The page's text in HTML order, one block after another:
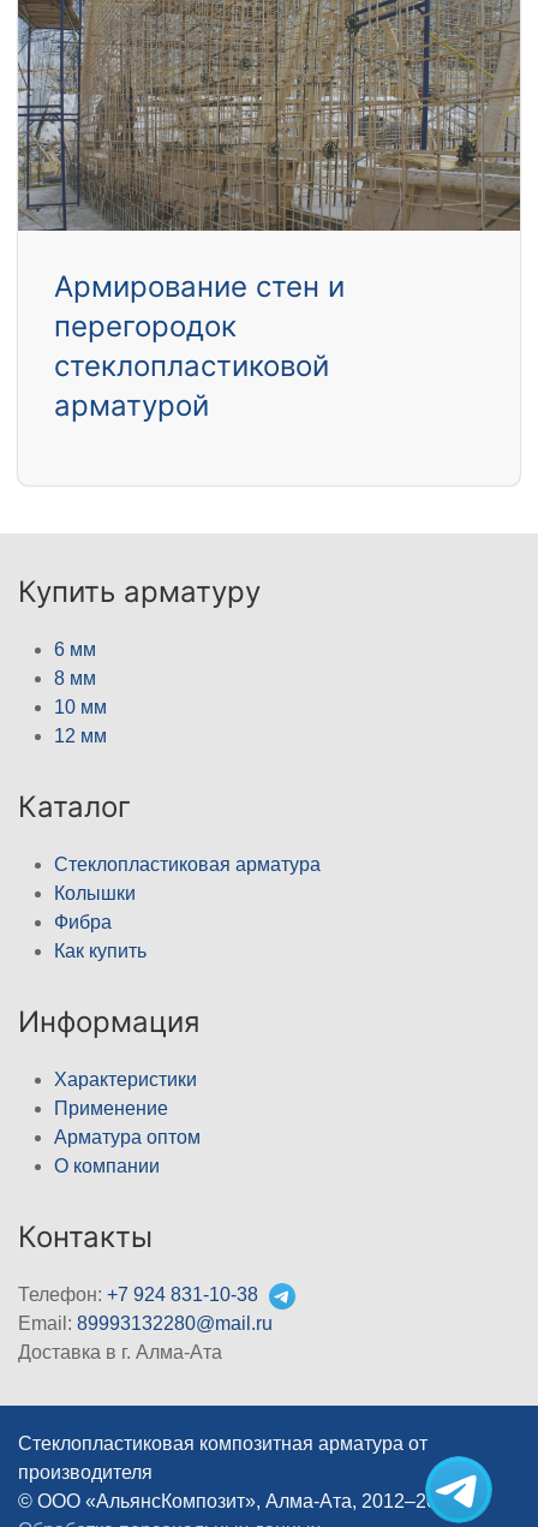
Армирование стен и
перегородок
стеклопластиковой
арматурой
Купить арматуру
6 мм
8 мм
10 мм
12 мм
Каталог
Стеклопластиковая арматура
Колышки
Фибра
Как купить
Информация
Характеристики
Применение
Арматура оптом
О компании
Контакты
Телефон: +7 924 831-10-38
Email: 89993132280@mail.ru
Доставка в г. Алма-Ата
Стеклопластиковая композитная арматура от
производителя
© ООО «АльянсКомпозит», Алма-Ата, 2012–2026